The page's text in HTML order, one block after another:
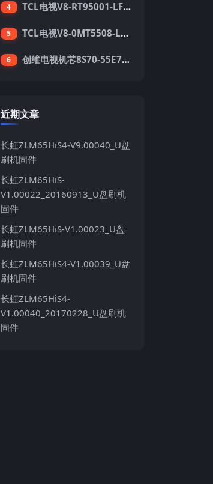
4 TCL电视V8-RT95001-LF1V215版本强刷电视固件包下载
5 TCL电视V8-0MT5508-LF1V362版本强刷电视固件包下载
6 创维电视机芯8S70-55E710S系列酷开5.05刷机固件
近期文章
长虹ZLM65HiS4-V9.00040_U盘
刷机固件
长虹ZLM65HiS-
V1.00022_20160913_U盘刷机
固件
长虹ZLM65HiS-V1.00023_U盘
刷机固件
长虹ZLM65HiS4-V1.00039_U盘
刷机固件
长虹ZLM65HiS4-
V1.00040_20170228_U盘刷机
固件